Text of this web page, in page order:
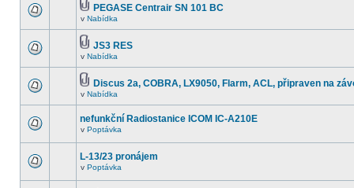
PEGASE Centrair SN 101 BC
v Nabídka
JS3 RES
v Nabídka
Discus 2a, COBRA, LX9050, Flarm, ACL, připraven na
v Nabídka
nefunkční Radiostanice ICOM IC-A210E
v Poptávka
L-13/23 pronájem
v Poptávka